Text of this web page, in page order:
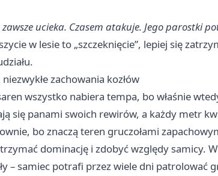
zawsze ucieka. Czasem atakuje. Jego parostki
w lesie to „szczeknięcie”, lepiej się
zachowania kozłów
wszystko nabiera tempa, bo właśnie
się panami swoich rewirów, a każdy metr
bo znaczą teren gruczołami
dominację i zdobyć względy samicy.
– samiec potrafi przez wiele dni patrolować